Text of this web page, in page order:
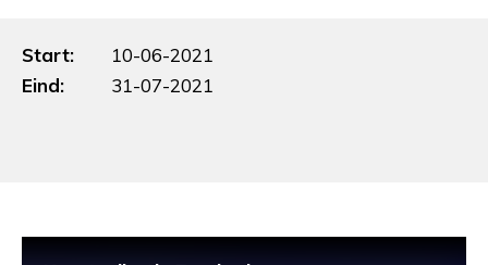
Start:
10-06-2021
Eind:
31-07-2021